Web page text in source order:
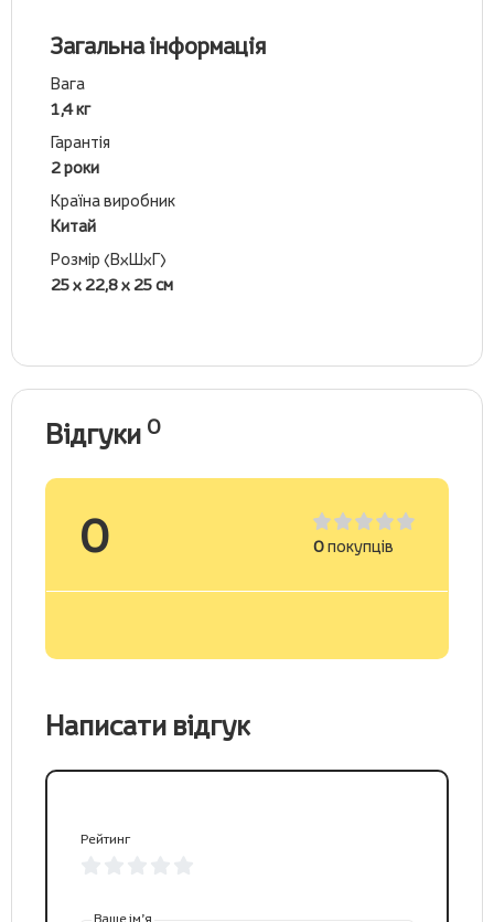
Загальна інформація
Вага
1,4 кг
Гарантія
2 роки
Країна виробник
Китай
Розмір (ВхШхГ)
25 х 22,8 х 25 см
Відгуки 0
0 0покупців
Написати відгук
Рейтинг
Ваше ім’я